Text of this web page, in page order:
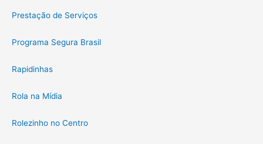
Prestação de Serviços
Programa Segura Brasil
Rapidinhas
Rola na Mídia
Rolezinho no Centro